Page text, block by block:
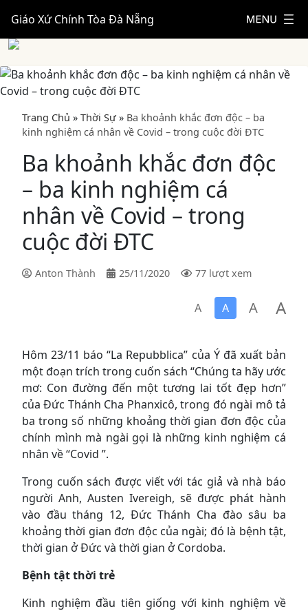
Giáo Xứ Chính Tòa Đà Nẵng
Trang Chủ » Thời Sự » Ba khoảnh khắc đơn độc – ba
kinh nghiệm cá nhân về Covid – trong cuộc đời ĐTC
Ba khoảnh khắc đơn độc
– ba kinh nghiệm cá
nhân về Covid – trong
cuộc đời ĐTC
Anton Thành 25/11/2020 77 lượt xem
A A A A
Hôm 23/11 báo “La Repubblica” của Ý đã xuất bản
một đoạn trích trong cuốn sách “Chúng ta hãy ước
mơ: Con đường đến một tương lai tốt đẹp hơn”
của Đức Thánh Cha Phanxicô, trong đó ngài mô tả
ba trong số những khoảng thời gian đơn độc của
chính mình mà ngài gọi là những kinh nghiệm cá
nhân về “Covid ”.
Trong cuốn sách được viết với tác giả và nhà báo
người Anh, Austen Ivereigh, sẽ được phát hành
vào đầu tháng 12, Đức Thánh Cha đào sâu ba
khoảng thời gian đơn độc của ngài; đó là bệnh tật,
thời gian ở Đức và thời gian ở Cordoba.
Bệnh tật thời trẻ
Kinh nghiệm đầu tiên giống với kinh nghiệm về